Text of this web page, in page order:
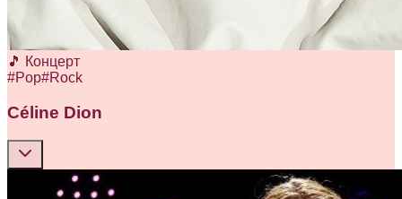
🎵 Концерт
#Pop#Rock
Céline Dion